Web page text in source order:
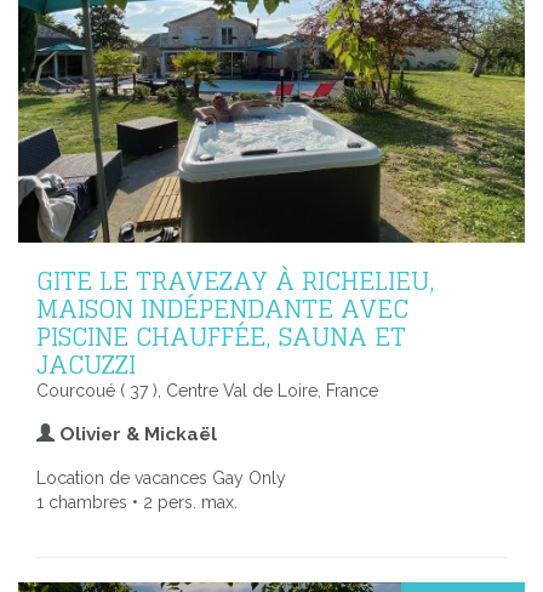
GITE LE TRAVEZAY À RICHELIEU,
MAISON INDÉPENDANTE AVEC
PISCINE CHAUFFÉE, SAUNA ET
JACUZZI
Courcoué ( 37 ), Centre Val de Loire, France
Olivier & Mickaël
Location de vacances Gay Only
1 chambres • 2 pers. max.